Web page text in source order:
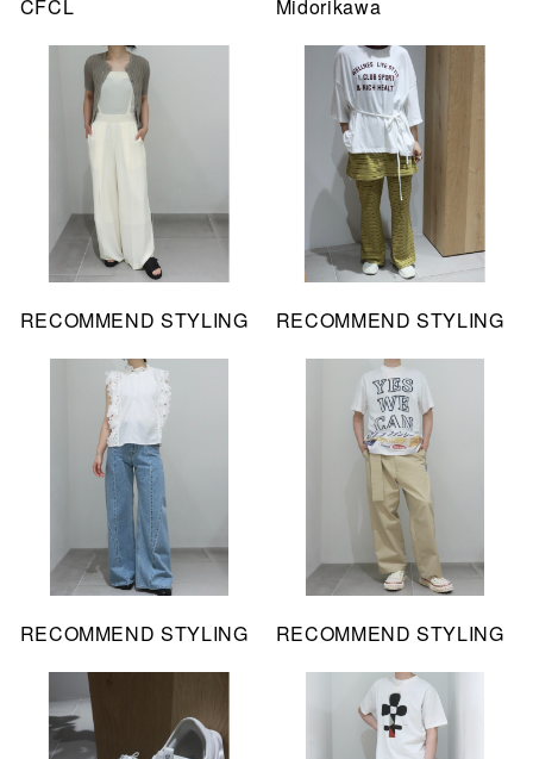
CFCL
Midorikawa
RECOMMEND STYLING RECOMMEND STYLING
RECOMMEND STYLING RECOMMEND STYLING